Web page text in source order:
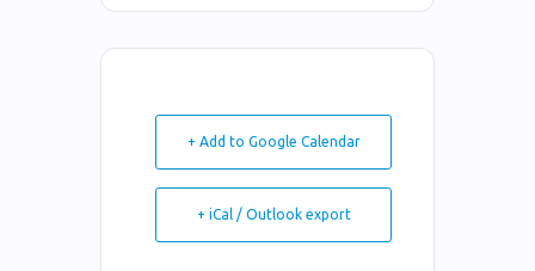
+ Add to Google Calendar
+ iCal / Outlook export